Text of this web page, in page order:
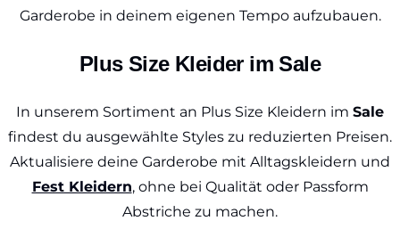
Garderobe in deinem eigenen Tempo aufzubauen.
Plus Size Kleider im Sale
In unserem Sortiment an Plus Size Kleidern im Sale
findest du ausgewählte Styles zu reduzierten Preisen.
Aktualisiere deine Garderobe mit Alltagskleidern und
Fest Kleidern, ohne bei Qualität oder Passform
Abstriche zu machen.